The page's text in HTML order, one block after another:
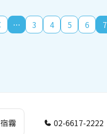
… 3 4 5 6 7
宿霧 02-6617-2222